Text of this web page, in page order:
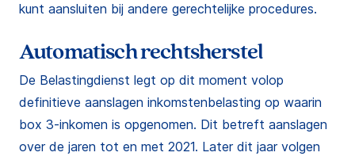
kunt aansluiten bij andere gerechtelijke procedures.
Automatisch rechtsherstel
De Belastingdienst legt op dit moment volop
definitieve aanslagen inkomstenbelasting op waarin
box 3-inkomen is opgenomen. Dit betreft aanslagen
over de jaren tot en met 2021. Later dit jaar volgen